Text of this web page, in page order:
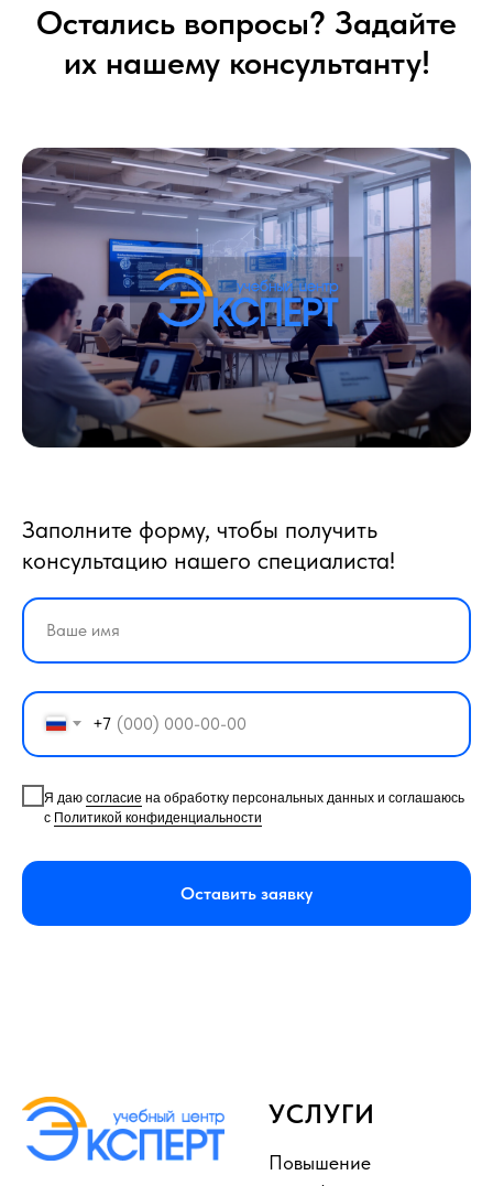
Остались вопросы? Задайте
их нашему консультанту!
Заполните форму, чтобы получить
консультацию нашего специалиста!
+7
Я даю согласие на обработку персональных данных и соглашаюсь
с Политикой конфиденциальности
Оставить заявку
УСЛУГИ
Повышение